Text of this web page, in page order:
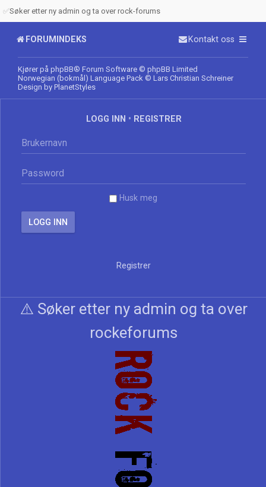
✅Søker etter ny admin og ta over rock-forums
FORUMINDEKS Kontakt oss
Kjører på phpBB® Forum Software © phpBB Limited
Norwegian (bokmål) Language Pack © Lars Christian Schreiner
Design by PlanetStyles
LOGG INN • REGISTRER
Husk meg
Registrer
⚠️ Søker etter ny admin og ta over
rockeforums